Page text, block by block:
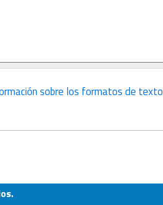
sobre los formatos de texto